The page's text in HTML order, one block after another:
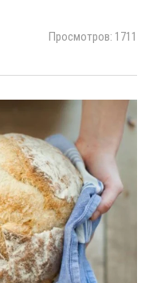
Просмотров: 1711